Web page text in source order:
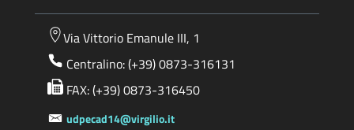
Via Vittorio Emanule III, 1
Centralino: (+39) 0873-316131
FAX: (+39) 0873-316450
udpecad14@virgilio.it